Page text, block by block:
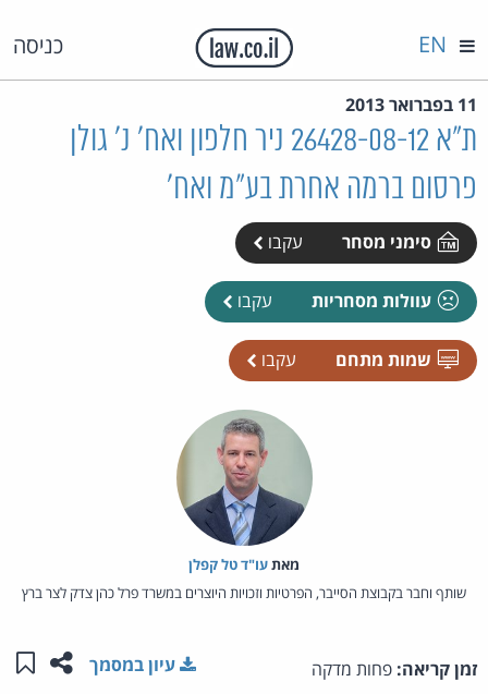
כניסה EN
11 בפברואר 2013
ת"א 26428-08-12 ניר חלפון ואח' נ' גולן
פרסום ברמה אחרת בע"מ ואח'
סימני מסחר עקבו
עוולות מסחריות עקבו
שמות מתחם עקבו
מאת‏עו"ד טל קפלן
שותף וחבר בקבוצת הסייבר, הפרטיות וזכויות היוצרים במשרד פרל כהן צדק לצר ברץ
זמן קריאה: פחות מדקה שתפו
עיון במסמך